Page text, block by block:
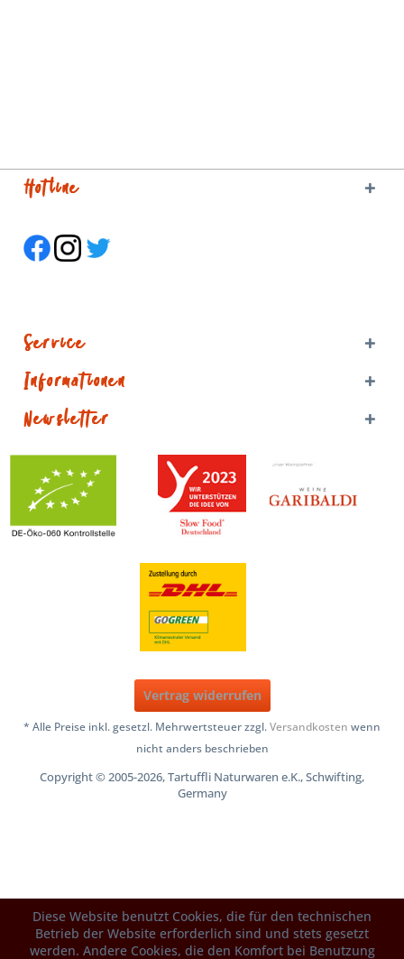
Hotline
Service
Informationen
Newsletter
Vertrag widerrufen
* Alle Preise inkl. gesetzl. Mehrwertsteuer zzgl.Versandkosten wenn
nicht anders beschrieben
Copyright © 2005-2026, Tartuffli Naturwaren e.K., Schwifting,
Germany
Diese Website benutzt Cookies, die für den technischen
Betrieb der Website erforderlich sind und stets gesetzt
werden. Andere Cookies, die den Komfort bei Benutzung